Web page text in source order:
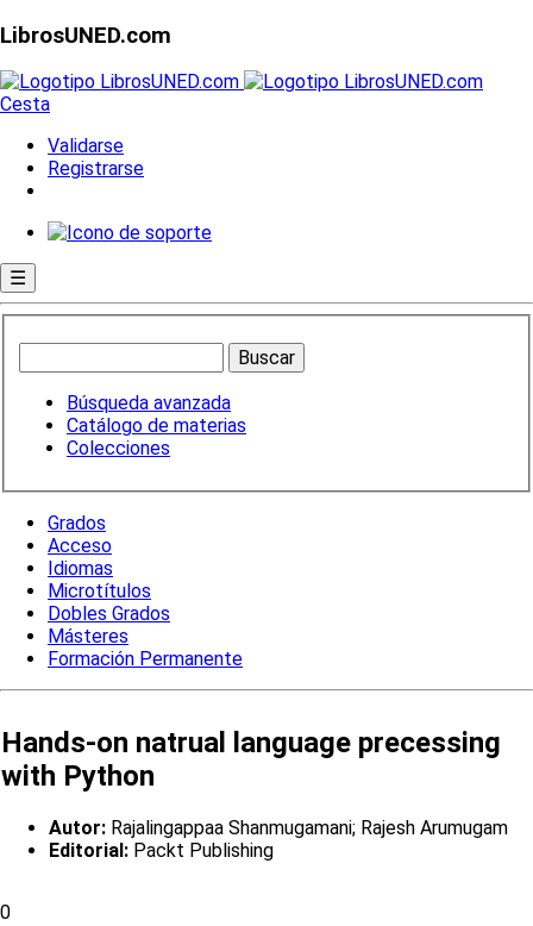
LibrosUNED.com
Cesta
Validarse
Registrarse
☰
Búsqueda avanzada
Catálogo de materias
Colecciones
Grados
Acceso
Idiomas
Microtítulos
Dobles Grados
Másteres
Formación Permanente
Hands-on natrual language precessing
with Python
Autor: Rajalingappaa Shanmugamani; Rajesh Arumugam
Editorial: Packt Publishing
0